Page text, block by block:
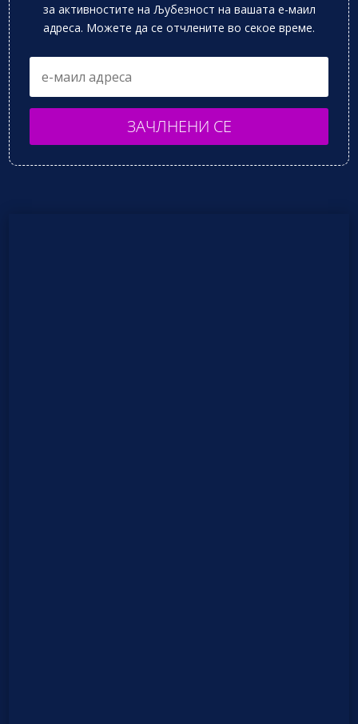
за активностите на Љубезност на вашата е-маил
адреса. Можете да се отчлените во секое време.
ЗАЧЛНЕНИ СЕ